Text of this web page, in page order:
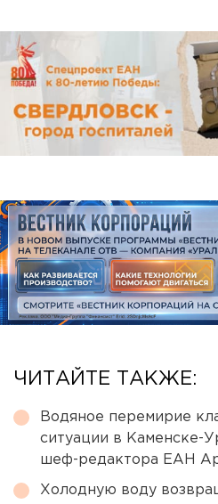
ЧИТАЙТЕ ТАКЖЕ:
Водяное перемирие
ситуации в Каменске-
шеф-редактора ЕАН
Холодную воду